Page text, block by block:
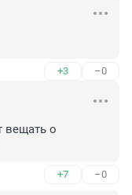
+3 –0
вещать о
+7 –0